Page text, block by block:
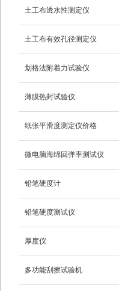
土工布透水性测定仪
土工布有效孔径测定仪
划格法附着力试验仪
薄膜热封试验仪
纸张平滑度测定仪价格
微电脑海绵回弹率测试仪
铅笔硬度计
铅笔硬度测试仪
厚度仪
多功能刮擦试验机